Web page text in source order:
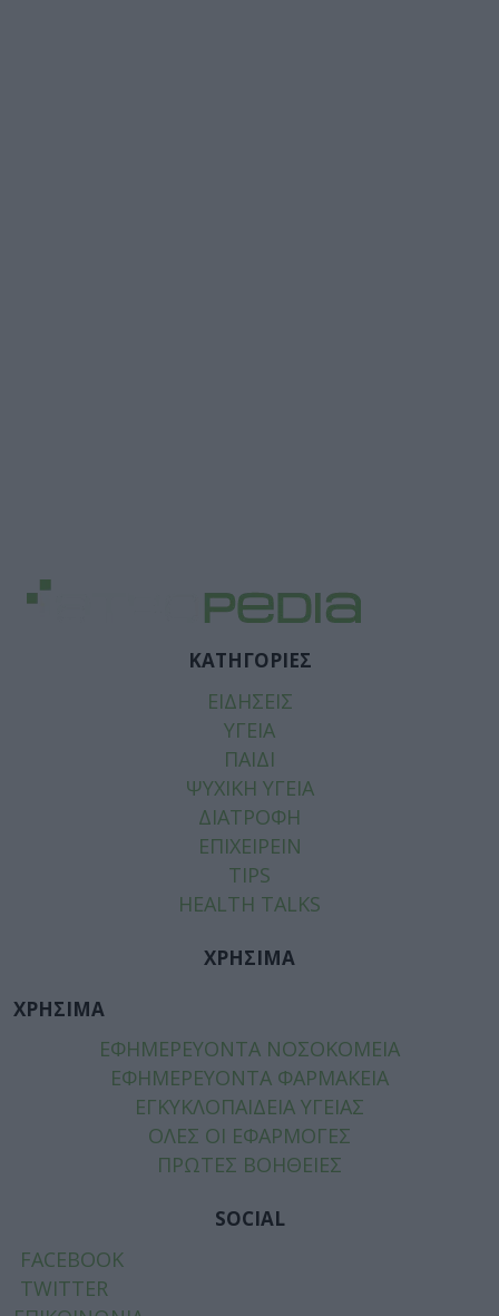
ΚΑΤΗΓΟΡΙΕΣ
ΕΙΔΗΣΕΙΣ
ΥΓΕΙΑ
ΠΑΙΔΙ
ΨΥΧΙΚΗ ΥΓΕΙΑ
ΔΙΑΤΡΟΦΗ
ΕΠΙΧΕΙΡΕΙΝ
TIPS
HEALTH TALKS
ΧΡΗΣΙΜΑ
ΧΡΗΣΙΜΑ
ΕΦΗΜΕΡΕΥΟΝΤΑ ΝΟΣΟΚΟΜΕΙΑ
ΕΦΗΜΕΡΕΥΟΝΤΑ ΦΑΡΜΑΚΕΙΑ
ΕΓΚΥΚΛΟΠΑΙΔΕΙΑ ΥΓΕΙΑΣ
ΟΛΕΣ ΟΙ ΕΦΑΡΜΟΓΕΣ
ΠΡΩΤΕΣ ΒΟΗΘΕΙΕΣ
SOCIAL
FACEBOOK
TWITTER